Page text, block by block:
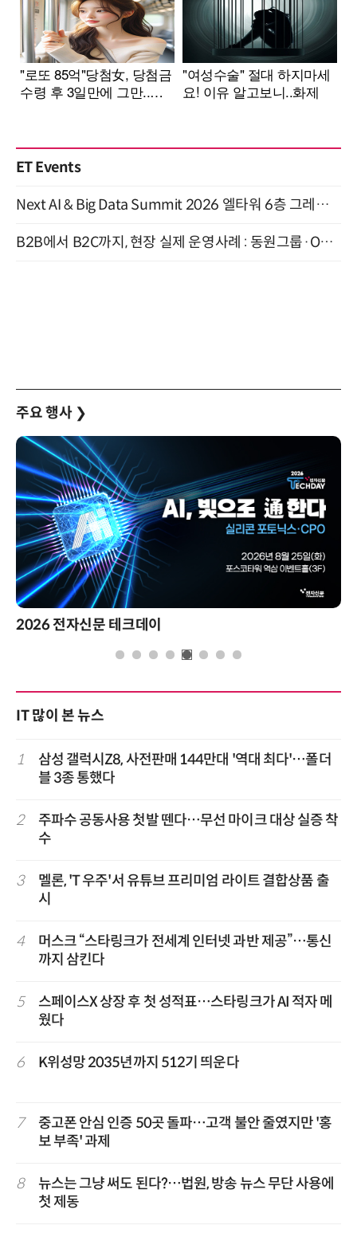
ET Events
Next AI & Big Data Summit 2026 엘타워 6층 그레이스홀 개최 (9/18)
B2B에서 B2C까지, 현장 실제 운영사례 : 동원그룹·OCI·다이닝브랜즈그룹·당근 (8/27)
주요 행사 ❯
2026 전자신문 테크데이
IT 많이 본 뉴스
1
삼성 갤럭시Z8, 사전판매 144만대 '역대 최다'…폴더
블 3종 통했다
2
주파수 공동사용 첫발 뗀다…무선 마이크 대상 실증 착
수
3
멜론, 'T 우주'서 유튜브 프리미엄 라이트 결합상품 출
시
4
머스크 “스타링크가 전세계 인터넷 과반 제공”…통신
까지 삼킨다
5
스페이스X 상장 후 첫 성적표…스타링크가 AI 적자 메
웠다
6 K위성망 2035년까지 512기 띄운다
7
중고폰 안심 인증 50곳 돌파…고객 불안 줄였지만 '홍
보 부족' 과제
8
뉴스는 그냥 써도 된다?…법원, 방송 뉴스 무단 사용에
첫 제동